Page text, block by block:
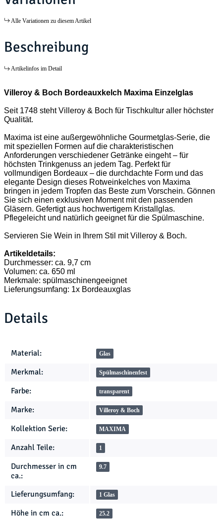
Alle Variationen zu diesem Artikel
Beschreibung
Artikelinfos im Detail
Villeroy & Boch Bordeauxkelch Maxima Einzelglas
Seit 1748 steht Villeroy & Boch für Tischkultur aller höchster
Qualität.
Maxima ist eine außergewöhnliche Gourmetglas-Serie, die
mit speziellen Formen auf die charakteristischen
Anforderungen verschiedener Getränke eingeht – für
höchsten Trinkgenuss an jedem Tag. Perfekt für
vollmundigen Bordeaux – die durchdachte Form und das
elegante Design dieses Rotweinkelches von Maxima
bringen in jedem Tropfen das Beste zum Vorschein. Gönnen
Sie sich einen exklusiven Moment mit den passenden
Gläsern. Gefertigt aus hochwertigem Kristallglas.
Pflegeleicht und natürlich geeignet für die Spülmaschine.
Servieren Sie Wein in Ihrem Stil mit Villeroy & Boch.
Artikeldetails:
Durchmesser: ca. 9,7 cm
Volumen: ca. 650 ml
Merkmale: spülmaschinengeeignet
Lieferungsumfang: 1x Bordeauxglas
Details
Produkteigenschaft
Wert
Material: Glas
Merkmal: Spülmaschinenfest
Farbe: transparent
Marke: Villeroy & Boch
Kollektion Serie: MAXIMA
Anzahl Teile: 1
Durchmesser in cm
ca.:
9.7
Lieferungsumfang: 1 Glas
Höhe in cm ca.: 25.2